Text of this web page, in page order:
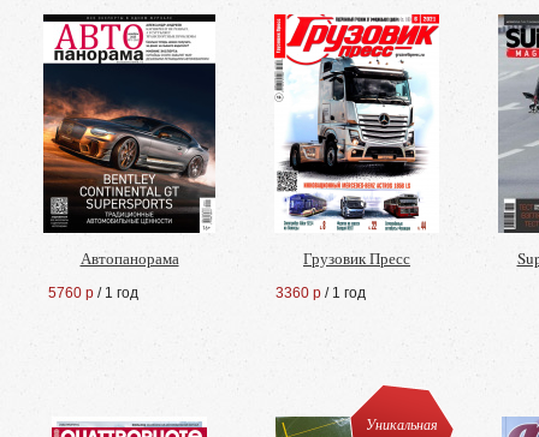
Автопанорама
5760 р / 1 год
Грузовик Пресс
3360 р / 1 год
Уникальная